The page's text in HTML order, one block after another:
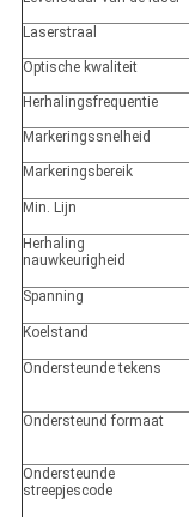
Laserstraal
Optische kwaliteit
Herhalingsfrequentie
Markeringssnelheid
Markeringsbereik
Min. Lijn
Herhaling
nauwkeurigheid
Spanning
Koelstand
Ondersteunde tekens
Ondersteund formaat
Ondersteunde
streepjescode